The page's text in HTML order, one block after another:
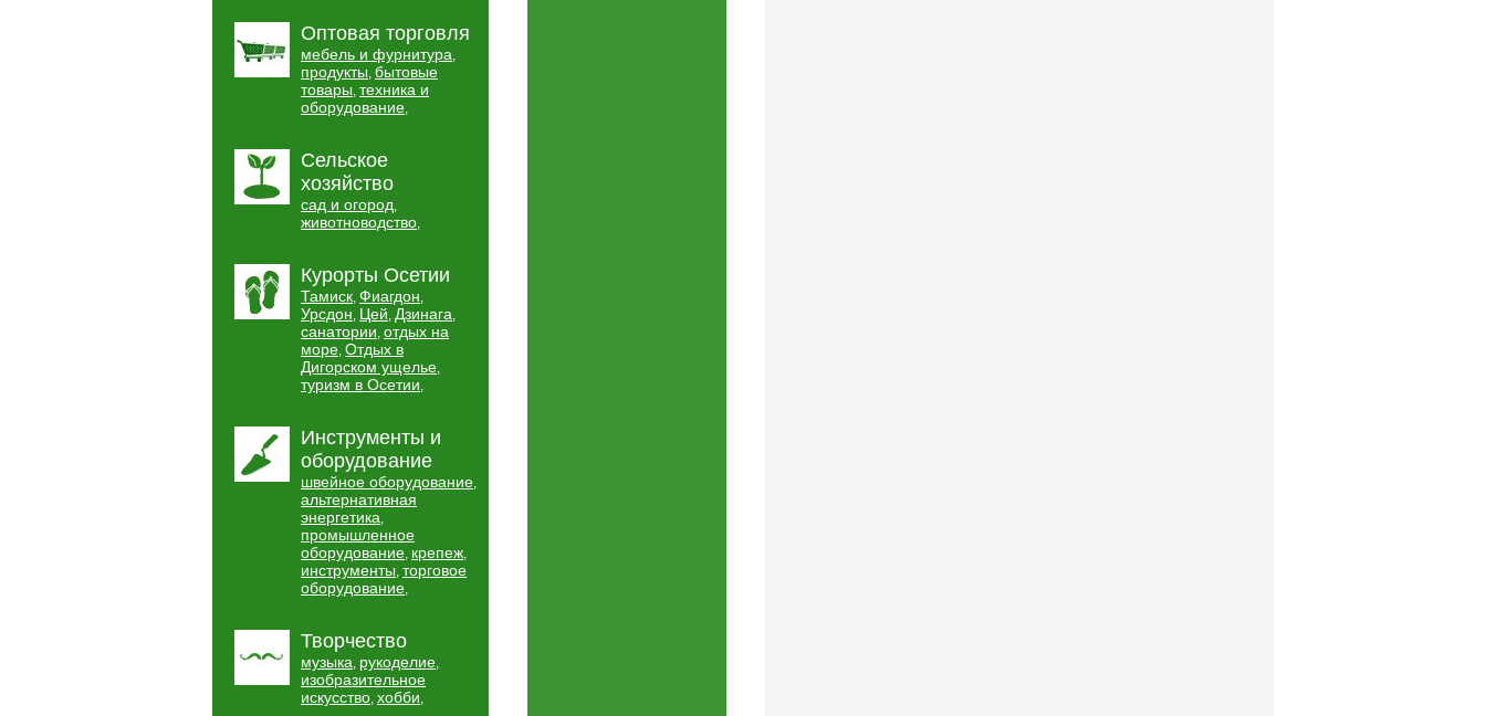
Оптовая торговля
мебель и фурнитура,
продукты, бытовые
товары, техника и
оборудование,
Сельское
хозяйство
сад и огород,
животноводство,
Курорты Осетии
Тамиск, Фиагдон,
Урсдон, Цей, Дзинага,
санатории, отдых на
море, Отдых в
Дигорском ущелье,
туризм в Осетии,
Инструменты и
оборудование
швейное оборудование,
альтернативная
энергетика,
промышленное
оборудование, крепеж,
инструменты, торговое
оборудование,
Творчество
музыка, рукоделие,
изобразительное
искусство, хобби,